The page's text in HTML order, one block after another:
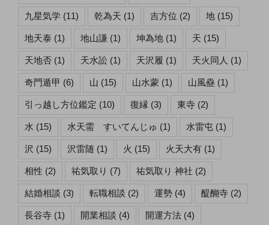
九星気学 (11) 乾為天 (1) 吉方位 (2) 地 (15)
地天泰 (1) 地山謙 (1) 坤為地 (1) 天 (15)
天地否 (1) 天水訟 (1) 天沢履 (1) 天火同人 (1)
奇門遁甲 (6) 山 (15) 山水蒙 (1) 山風蠱 (1)
引っ越し方位鑑定 (10) 復縁 (3) 東寺 (2)
水 (15) 水天需 すいてんじゅ (1) 水雷屯 (1)
沢 (15) 沢雷随 (1) 火 (15) 火天大有 (1)
相性 (2) 祐気取り (7) 祐気取り 神社 (2)
結婚相談 (3) 転職相談 (2) 運勢 (4) 醍醐寺 (2)
長谷寺 (1) 開業相談 (4) 開運方法 (4)